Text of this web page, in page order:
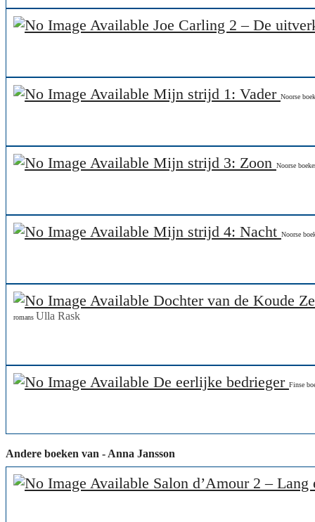
Joe Carling 2 – De
Mijn strijd 1: Vader Noorse
Mijn strijd 3: Zoon Noorse
Mijn strijd 4: Nacht Noorse
Dochter van de Koude
romans Ulla Rask
De eerlijke bedrieger Finse
Andere boeken van - Anna Jansson
Salon d’Amour 2 –